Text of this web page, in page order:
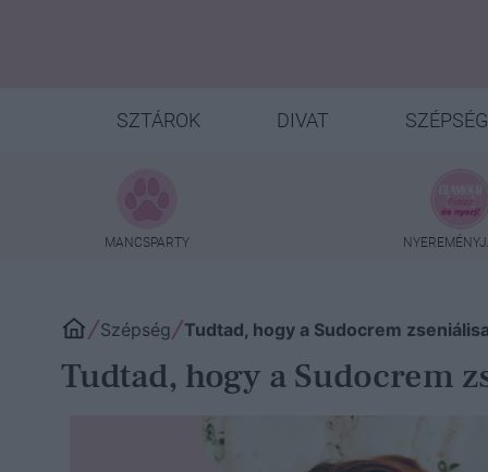
SZTÁROK DIVAT SZÉPSÉG
MANCSPARTY
Szépség Tudtad, hogy a Sudocrem
Tudtad, hogy a Sudocrem